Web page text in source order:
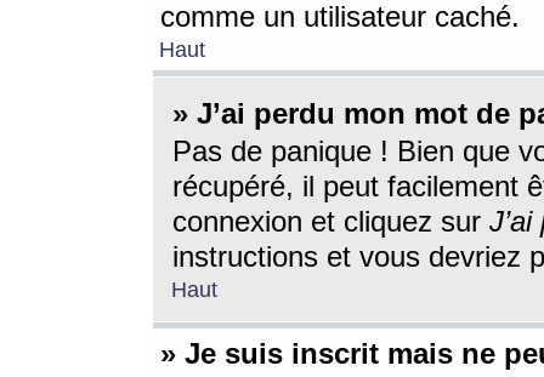
comme un utilisateur caché.
Haut
» J’ai perdu mon mot de
Pas de panique ! Bien que
récupéré, il peut facilement
connexion et cliquez sur
instructions et vous devriez
Haut
» Je suis inscrit mais ne